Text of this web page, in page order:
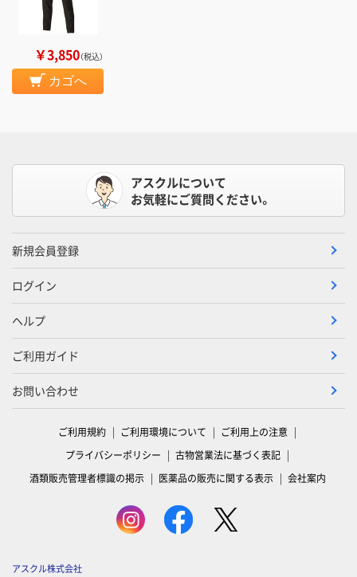
￥3,850（税込）
カゴへ
アスクルについて
お気軽にご質問ください。
新規会員登録
ログイン
ヘルプ
ご利用ガイド
お問い合わせ
ご利用規約 ご利用環境について
ご利用上の注意
プライバシーポリシー
古物営業法に基づく表記
酒類販売管理者標識の掲示
医薬品の販売に関する表示 会社案内
アスクル株式会社